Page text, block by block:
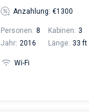
Anzahlung: €1300
Personen: 8 Kabinen: 3
Jahr: 2016 Länge: 33 ft
Wi-Fi